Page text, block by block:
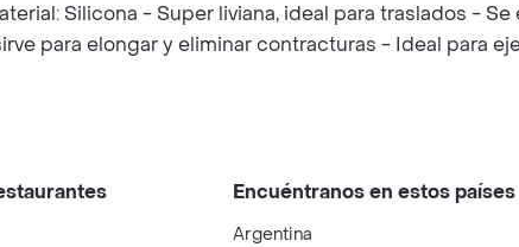
Silicona - Super liviana, ideal para traslados -
para elongar y eliminar contracturas - Ideal para
Encuéntranos en estos países
Argentina